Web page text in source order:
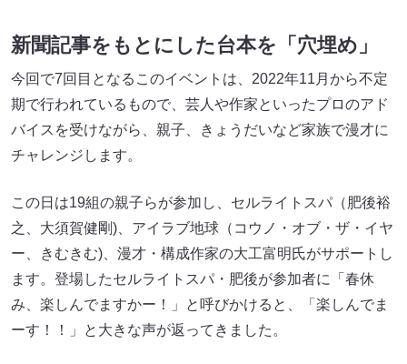
新聞記事をもとにした台本を「穴埋め」
今回で7回目となるこのイベントは、2022年11月から不定
期で行われているもので、芸人や作家といったプロのアド
バイスを受けながら、親子、きょうだいなど家族で漫才に
チャレンジします。
この日は19組の親子らが参加し、セルライトスパ（肥後裕
之、大須賀健剛)、アイラブ地球（コウノ・オブ・ザ・イヤ
ー、きむきむ)、漫才・構成作家の大工富明氏がサポートし
ます。登場したセルライトスパ・肥後が参加者に「春休
み、楽しんでますかー！」と呼びかけると、「楽しんでま
ーす！！」と大きな声が返ってきました。